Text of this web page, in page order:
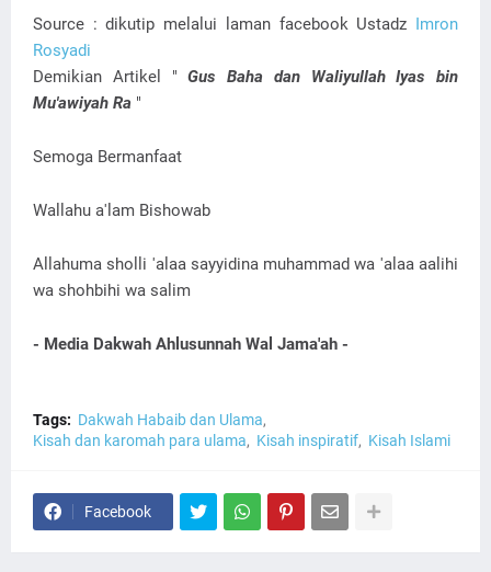
Source : dikutip melalui laman facebook Ustadz Imron
Rosyadi
Demikian Artikel "Gus Baha dan Waliyullah Iyas bin
Mu'awiyah Ra "
Semoga Bermanfaat
Wallahu a'lam Bishowab
Allahuma sholli 'alaa sayyidina muhammad wa 'alaa aalihi
wa shohbihi wa salim
- Media Dakwah Ahlusunnah Wal Jama'ah -
Tags: Dakwah Habaib dan Ulama
Kisah dan karomah para ulama
Kisah inspiratif Kisah Islami
Facebook